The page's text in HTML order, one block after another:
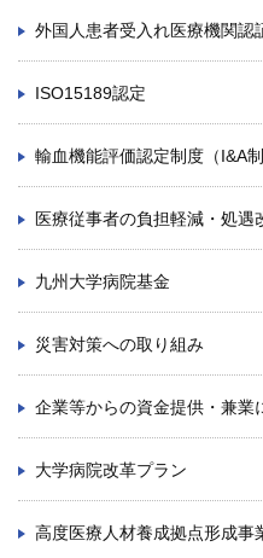
外国人患者受入れ医療機関認
ISO15189認定
輸血機能評価認定制度（I&A制
医療従事者の負担軽減・処
九州大学病院基金
災害対策への取り組み
企業等からの資金提供・兼業
大学病院改革プラン
高度医療人材養成拠点形成事